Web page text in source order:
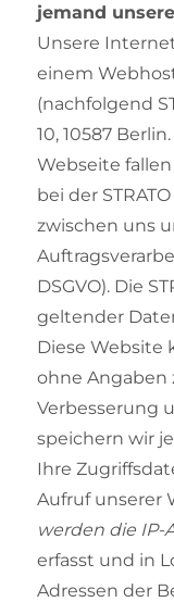
jemand
Unsere
einem
(nachfolgend
10, 10587
Webseite
bei der
zwischen uns
DSGVO). Die
geltender
Diese Website
ohne Angaben
Verbesserung
speichern wir
Ihre
Aufruf unserer
werden die IP-
erfasst und in
Adressen der